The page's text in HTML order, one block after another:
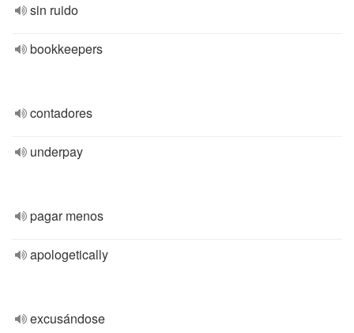
sin ruido
bookkeepers
contadores
underpay
pagar menos
apologetically
excusándose